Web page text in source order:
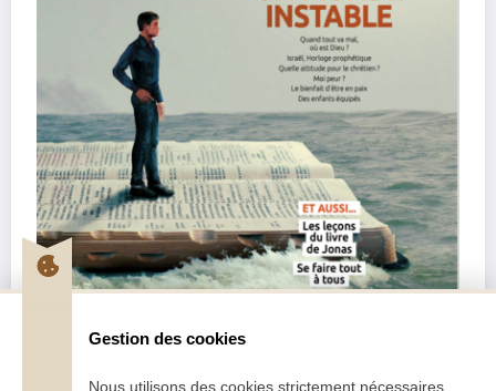
Gestion des cookies
Nous utilisons des cookies strictement nécessaires